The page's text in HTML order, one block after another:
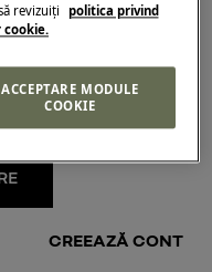
CREEAZĂ CONT
revizuiți
politica privind
cookie.
ACCEPTARE MODULE
COOKIE